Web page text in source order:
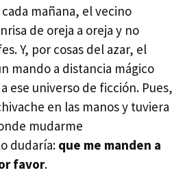
mañana, el vecino
de oreja a oreja y no
Y, por cosas del azar, el
mando a distancia mágico
ese universo de ficción. Pues,
en las manos y tuviera
mudarme
dudaría: que me manden a
favor.